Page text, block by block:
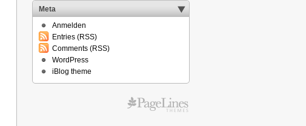
Meta
Anmelden
Entries (RSS)
Comments (RSS)
WordPress
iBlog theme